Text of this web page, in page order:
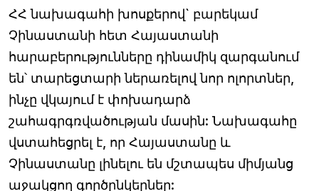
ՀՀ նախագահի խոսքերով` բարեկամ
Չինաստանի հետ Հայաստանի
հարաբերությունները դինամիկ զարգանում
են՝ տարեցտարի ներառելով նոր ոլորտներ,
ինչը վկայում է փոխադարձ
շահագրգռվածության մասին: Նախագահը
վստահեցրել է, որ Հայաստանը և
Չինաստանը լինելու են մշտապես միմյանց
աջակցող գործընկերներ: